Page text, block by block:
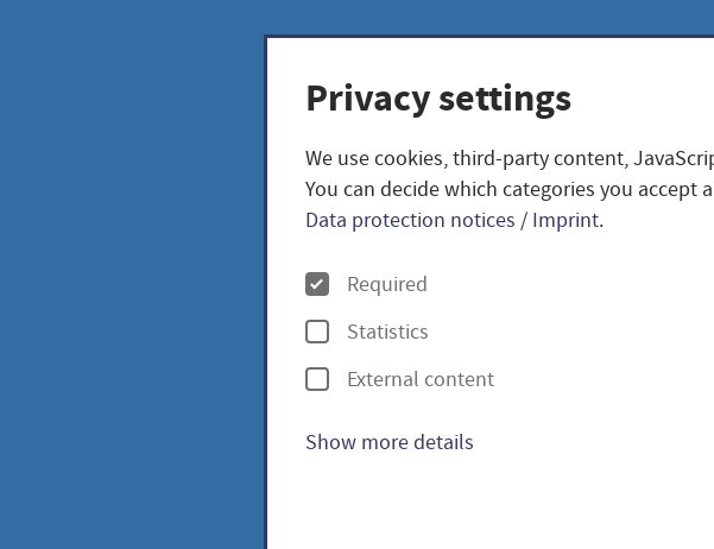
So
Saatgut-
Privacy settings
We use cookies, third-party content,
You can decide which categories you
Data protection notices / Imprint.
O
p
t
i
o
Required
Statistics
External content
Show more details